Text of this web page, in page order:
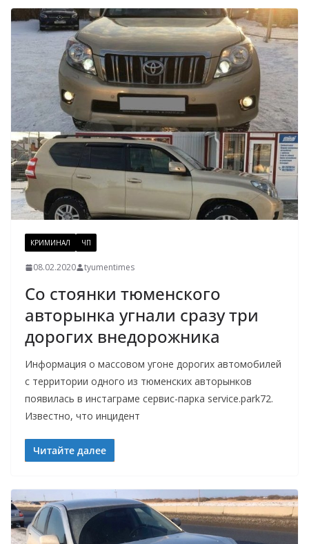
КРИМИНАЛ ЧП
08.02.2020 tyumentimes
Со стоянки тюменского
авторынка угнали сразу три
дорогих внедорожника
Информация о массовом угоне дорогих автомобилей
с территории одного из тюменских авторынков
появилась в инстаграме сервис-парка service.park72.
Известно, что инцидент
Читайте далее